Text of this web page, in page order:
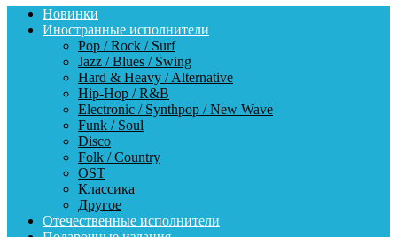
Новинки
Иностранные исполнители
Pop / Rock / Surf
Jazz / Blues / Swing
Hard & Heavy / Alternative
Hip-Hop / R&B
Electronic / Synthpop / New Wave
Funk / Soul
Disco
Folk / Country
OST
Классика
Другое
Отечественные исполнители